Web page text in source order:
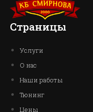
Страницы
Услуги
О нас
Наши работы
Тюнинг
Цены